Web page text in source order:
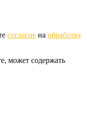
согласие на обработку
может содержать